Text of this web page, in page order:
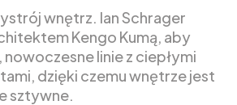
wnętrz. Ian Schrager
Kengo Kumą, aby
linie z ciepłymi
dzięki czemu wnętrze jest
sztywne.